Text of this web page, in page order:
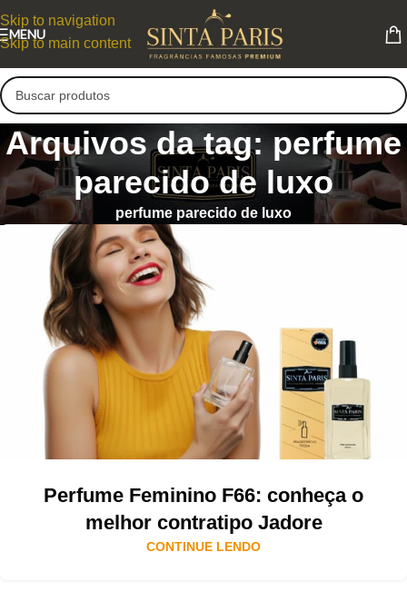
Skip to navigation
Skip to main content
MENU
Arquivos da tag: perfume
parecido de luxo
perfume parecido de luxo
Perfume Feminino F66: conheça o
melhor contratipo Jadore
CONTINUE LENDO